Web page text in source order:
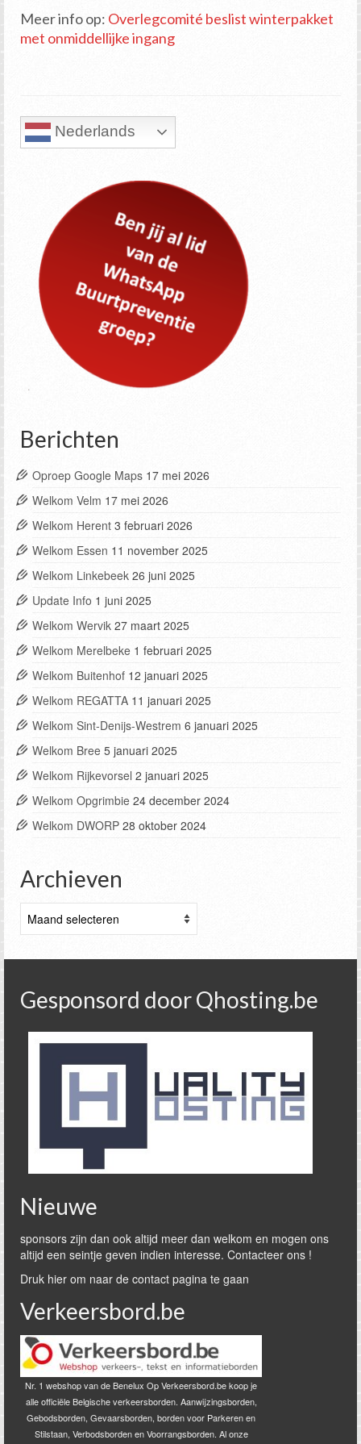
Meer info op: Overlegcomité beslist winterpakket
met onmiddellijke ingang
Nederlands
Berichten
Oproep Google Maps 17 mei 2026
Welkom Velm 17 mei 2026
Welkom Herent 3 februari 2026
Welkom Essen 11 november 2025
Welkom Linkebeek 26 juni 2025
Update Info 1 juni 2025
Welkom Wervik 27 maart 2025
Welkom Merelbeke 1 februari 2025
Welkom Buitenhof 12 januari 2025
Welkom REGATTA 11 januari 2025
Welkom Sint-Denijs-Westrem 6 januari 2025
Welkom Bree 5 januari 2025
Welkom Rijkevorsel 2 januari 2025
Welkom Opgrimbie 24 december 2024
Welkom DWORP 28 oktober 2024
Archieven
Gesponsord door Qhosting.be
Nieuwe
sponsors zijn dan ook altijd meer dan welkom en mogen ons
altijd een seintje geven indien interesse. Contacteer ons !
Druk hier om naar de contact pagina te gaan
Verkeersbord.be
Nr. 1 webshop van de Benelux Op Verkeersbord.be koop je
alle officiële Belgische verkeersborden. Aanwijzingsborden,
Gebodsborden, Gevaarsborden, borden voor Parkeren en
Stilstaan, Verbodsborden en Voorrangsborden. Al onze